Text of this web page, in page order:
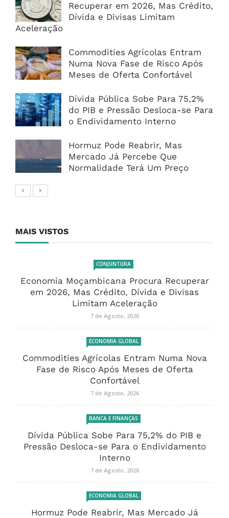
Recuperar em 2026, Mas Crédito,
Dívida e Divisas Limitam
Aceleração
Commodities Agrícolas Entram
Numa Nova Fase de Risco Após
Meses de Oferta Confortável
Dívida Pública Sobe Para 75,2%
do PIB e Pressão Desloca-se Para
o Endividamento Interno
Hormuz Pode Reabrir, Mas
Mercado Já Percebe Que
Normalidade Terá Um Preço
MAIS VISTOS
CONJUNTURA
Economia Moçambicana Procura Recuperar
em 2026, Mas Crédito, Dívida e Divisas
Limitam Aceleração
7 de Agosto, 2026
ECONOMIA GLOBAL
Commodities Agrícolas Entram Numa Nova
Fase de Risco Após Meses de Oferta
Confortável
7 de Agosto, 2026
BANCA E FINANÇAS
Dívida Pública Sobe Para 75,2% do PIB e
Pressão Desloca-se Para o Endividamento
Interno
7 de Agosto, 2026
ECONOMIA GLOBAL
Hormuz Pode Reabrir, Mas Mercado Já